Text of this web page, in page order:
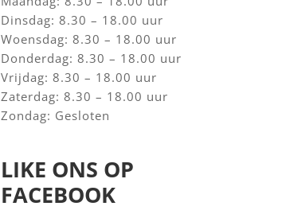
Dinsdag: 8.30 – 18.00 uur
Woensdag: 8.30 – 18.00 uur
Donderdag: 8.30 – 18.00 uur
Vrijdag: 8.30 – 18.00 uur
Zaterdag: 8.30 – 18.00 uur
Zondag: Gesloten
LIKE ONS OP
FACEBOOK